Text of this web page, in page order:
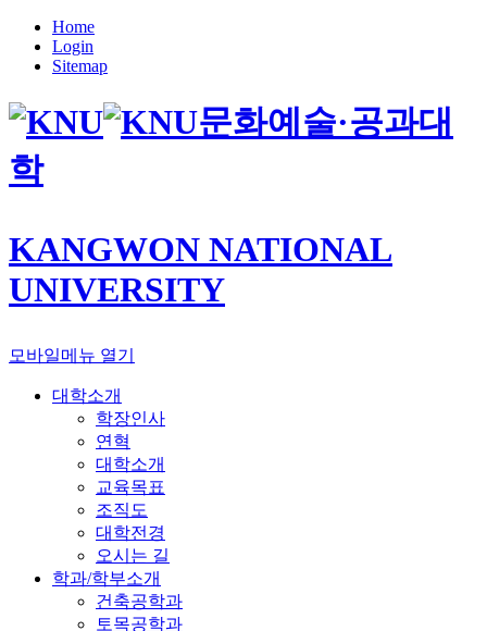
Home
Login
Sitemap
문화예술·공과대
학
KANGWON NATIONAL
UNIVERSITY
모바일메뉴 열기
대학소개
학장인사
연혁
대학소개
교육목표
조직도
대학전경
오시는 길
학과/학부소개
건축공학과
토목공학과